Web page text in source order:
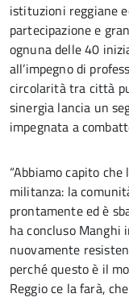
istituzioni reggiane
partecipazione e
ognuna delle 40
all’impegno di
circolarità tra città
sinergia lancia un
impegnata a
“Abbiamo capito che
militanza: la
prontamente ed è
ha concluso Manghi
nuovamente
perché questo è il
Reggio ce la farà,